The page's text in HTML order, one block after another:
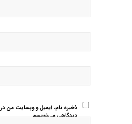
ذخیره نام، ایمیل و وبسایت من در
دیدگاهی می‌نویسم.